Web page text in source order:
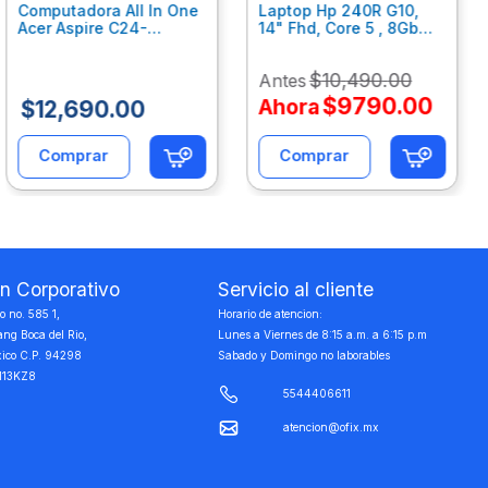
Computadora All In One
Acer Aspire C24-
Dq.Bmjal.002
$12,690.00
Comprar
Laptop Hp 240R G10,
14" Fhd, Core 5 , 8Gb
Antes$10,490.00
Ahora$9790.00
Comprar
Corporativo
no. 585 1,
Boca del Rio,
C.P. 94298
Servicio al cliente
Horario de atencion:
Lunes a Viernes de 8:15 a.m. a 6:15 p.m
Sabado y Domingo no laborables
5544406611
atencion@ofix.mx